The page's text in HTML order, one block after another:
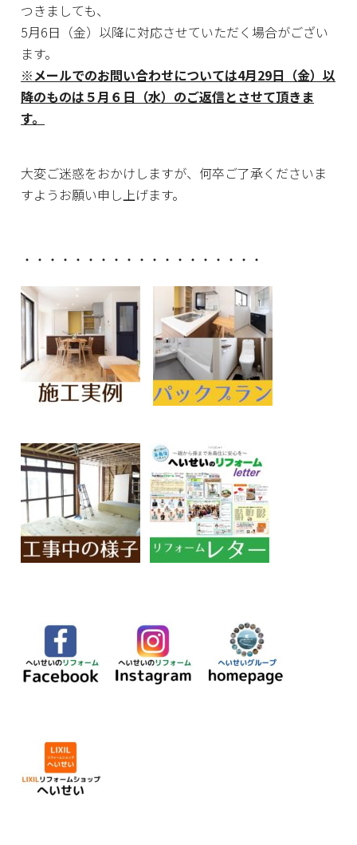
つきましても、
5月6日（金）以降に対応させていただく場合がござい
ます。
※メールでのお問い合わせについては4月29日（金）以
降のものは５月６日（水）のご返信とさせて頂きま
す。
大変ご迷惑をおかけしますが、何卒ご了承くださいま
すようお願い申し上げます。
・・・・・・・・・・・・・・・・・・・